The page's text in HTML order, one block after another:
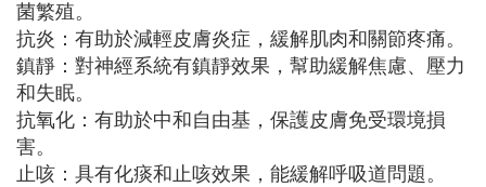
菌繁殖。
抗炎：有助於減輕皮膚炎症，緩解肌肉和關節疼痛。
鎮靜：對神經系統有鎮靜效果，幫助緩解焦慮、壓力
和失眠。
抗氧化：有助於中和自由基，保護皮膚免受環境損
害。
止咳：具有化痰和止咳效果，能緩解呼吸道問題。